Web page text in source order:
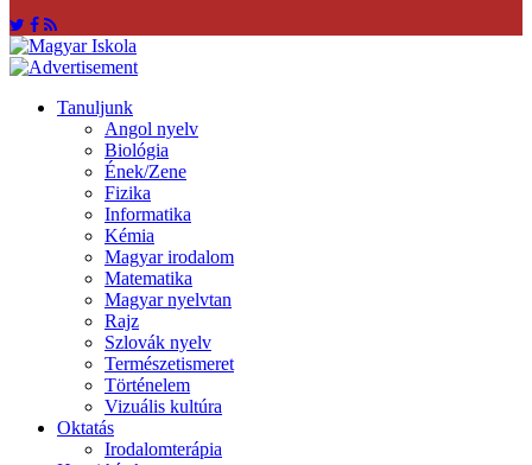
Tanuljunk
Angol nyelv
Biológia
Ének/Zene
Fizika
Informatika
Kémia
Magyar irodalom
Matematika
Magyar nyelvtan
Rajz
Szlovák nyelv
Természetismeret
Történelem
Vizuális kultúra
Oktatás
Irodalomterápia